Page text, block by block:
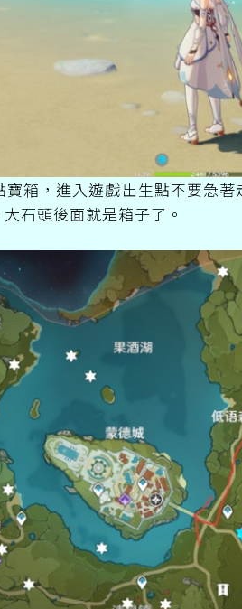
寶箱，進入遊戲出生點不要急
石頭後面就是箱子了。